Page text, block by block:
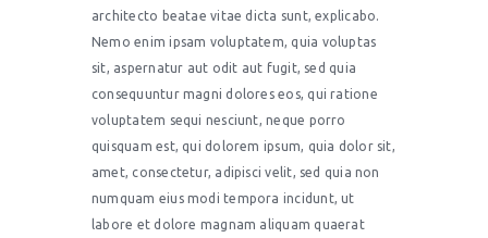
architecto beatae vitae dicta sunt, explicabo.
Nemo enim ipsam voluptatem, quia voluptas
sit, aspernatur aut odit aut fugit, sed quia
consequuntur magni dolores eos, qui ratione
voluptatem sequi nesciunt, neque porro
quisquam est, qui dolorem ipsum, quia dolor sit,
amet, consectetur, adipisci velit, sed quia non
numquam eius modi tempora incidunt, ut
labore et dolore magnam aliquam quaerat